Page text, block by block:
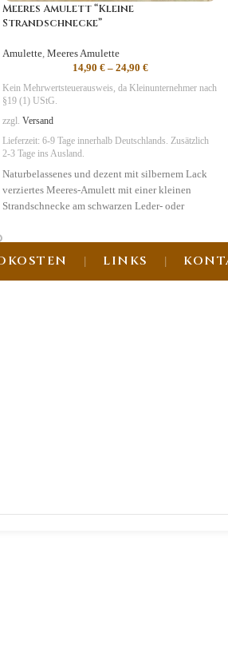
Meeres Amulett “Kleine
Strandschnecke”
Amulette Meeres Amulette
14,90 €– 24,90 €
Kein Mehrwertsteuerausweis, da Kleinunternehmer nach
§19 (1) UStG.
zzgl. Versand
Lieferzeit: 6-9 Tage innerhalb Deutschlands. Zusätzlich
2-3 Tage ins Ausland.
Naturbelassenes und dezent mit silbernem Lack
verziertes Meeres-Amulett mit einer kleinen
Strandschnecke am schwarzen Leder- oder
Symbolik:Reinheit, Unschuld, Transformation
LINKS